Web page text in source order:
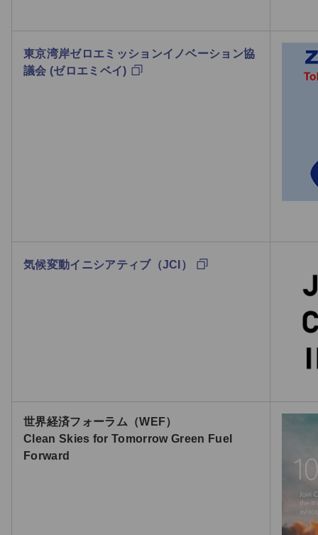
東京湾岸ゼロエミッションイノベーション協
議会 (ゼロエミベイ)
気候変動イニシアティブ（JCI）
世界経済フォーラム（WEF）
Clean Skies for Tomorrow Green Fuel
Forward